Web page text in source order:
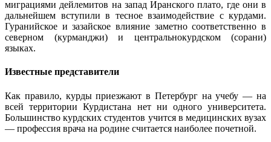
миграциями дейлемитов на запад Иранского плато, где они в
дальнейшем вступили в тесное взаимодействие с курдами.
Гуранийское и зазайское влияние заметно соответственно в
северном (курманджи) и центральнокурдском (сорани)
языках.
Известные представители
Как правило, курды приезжают в Петербург на учебу — на
всей территории Курдистана нет ни одного университета.
Большинство курдских студентов учится в медицинских вузах
— профессия врача на родине считается наиболее почетной.